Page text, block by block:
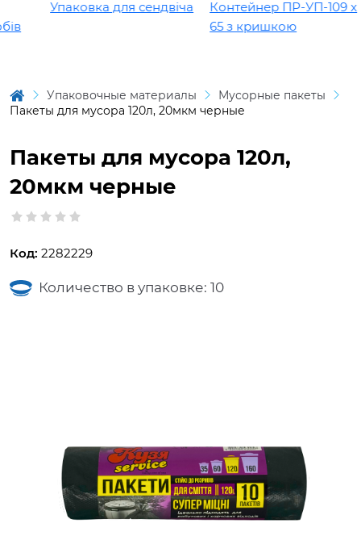
Упаковка для сендвіча
Контейнер ПР-УП-109 х
65 з кришкою
Упаковочные материалы
Мусорные пакеты
Пакеты для мусора 120л, 20мкм черные
Пакеты для мусора 120л,
20мкм черные
Код: 2282229
Количество в упаковке: 10